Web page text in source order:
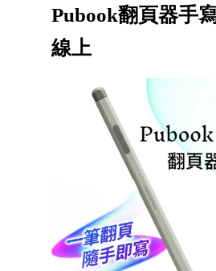
Pubook翻頁器手
線上